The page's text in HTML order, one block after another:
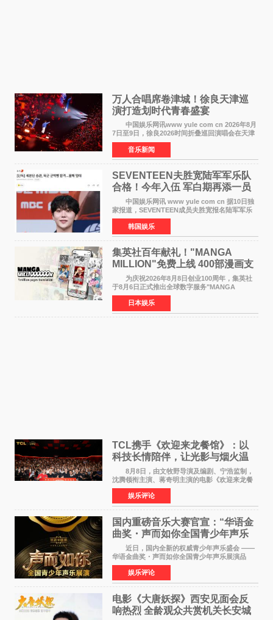
万人合唱席卷津城！徐良天津巡
演打造划时代青春盛宴
中国娱乐网讯www yule com cn 2026年8月
7日至9日，徐良2026时间折叠巡回演唱会在天津
连续举办三场演出。整场演出凭借扎实的音乐内
容、有温度的舞台叙事与充满巧思的现场设计，
为天津本地及专
音乐新闻
SEVENTEEN夫胜宽陆军军乐队
合格！今年入伍 军白期再添一员
中国娱乐网讯 www yule com cn 据10日独
家报道，SEVENTEEN成员夫胜宽报名陆军军乐
队并合格，预计将于今年入伍，成为组合中又一
位履行国防义务的成员。 目前SEVENTEEN
正全面进入军白期—
韩国娱乐
集英社百年献礼！"MANGA
MILLION"免费上线 400部漫画支
援逾百种语言
为庆祝2026年8月8日创业100周年，集英社
于8月6日正式推出全球数字服务"MANGA
MILLION"，无需注册即可免费阅读近400部漫画
作品，总量达100万页，翻译成100多种语言面向
全球读者开放。该服务预
日本娱乐
TCL携手《欢迎来龙餐馆》：以
科技长情陪伴，让光影与烟火温
暖生活
8月8日，由文牧野导演及编剧、宁浩监制，
沈腾领衔主演、蒋奇明主演的电影《欢迎来龙餐
馆》在上海超前点映，主创团队携影片亮相与观
众提前见面。TCL作为本片独家合作伙伴，在路
演现场设置品牌互
娱乐评论
国内重磅音乐大赛官宣：“华语金
曲奖・声而如你全国青少年声乐
展演” 正式启幕，阿沁出任明星总
评审
近日，国内全新的权威青少年声乐盛会 ——
华语金曲奖・声而如你全国青少年声乐展演品
牌，在湖南长沙隆重举行官宣，国内又一高规格
青少年声乐赛事全面启航。 本赛事由寰宇声
扬联合华语金曲
娱乐评论
电影《大唐妖探》西安见面会反
响热烈 全龄观众共赏机关长安城